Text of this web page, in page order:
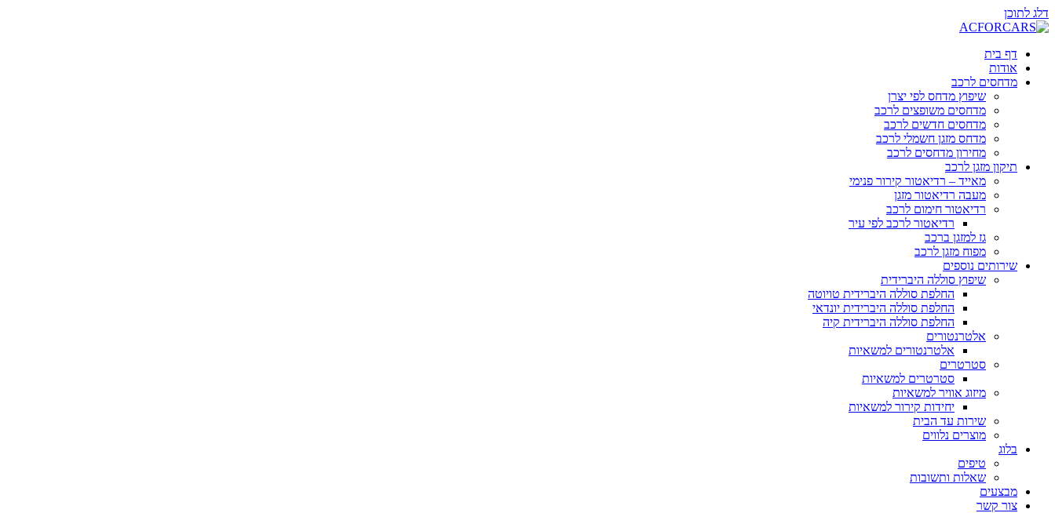
דלג לתוכן
דף בית
אודות
מדחסים לרכב
שיפוץ מדחס לפי יצרן
מדחסים משופצים לרכב
מדחסים חדשים לרכב
מדחס מזגן חשמלי לרכב
מחירון מדחסים לרכב
תיקון מזגן לרכב
מאייד – רדיאטור קירור פנימי
מעבה רדיאטור מזגן
רדיאטור חימום לרכב
רדיאטור לרכב לפי עיר
גז למזגן ברכב
מפוח מזגן לרכב
שירותים נוספים
שיפוץ סוללה היברידית
החלפת סוללה היברידית טויוטה
החלפת סוללה היברידית יונדאי
החלפת סוללה היברידית קיה
אלטרנטורים
אלטרנטורים למשאיות
סטרטרים
סטרטרים למשאיות
מיזוג אוויר למשאיות
יחידות קירור למשאיות
שירות עד הבית
מוצרים נלווים
בלוג
טיפים
שאלות ותשובות
מבצעים
צור קשר